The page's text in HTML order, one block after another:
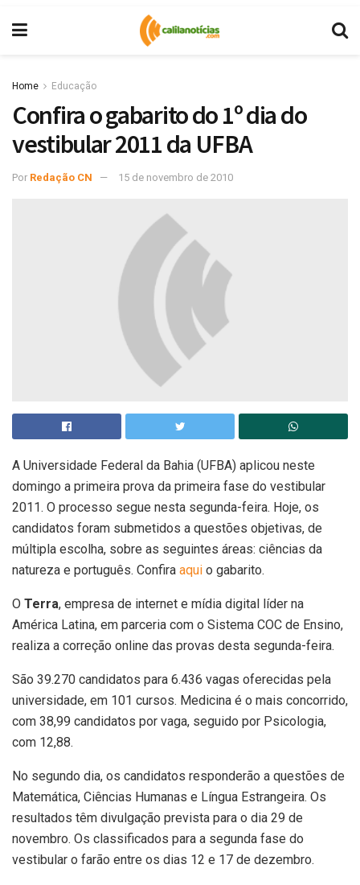
Home Educação
Confira o gabarito do 1º dia do
vestibular 2011 da UFBA
Por Redação CN 15 de novembro de 2010
A Universidade Federal da Bahia (UFBA) aplicou neste
domingo a primeira prova da primeira fase do vestibular
2011. O processo segue nesta segunda-feira. Hoje, os
candidatos foram submetidos a questões objetivas, de
múltipla escolha, sobre as seguintes áreas: ciências da
natureza e português. Confira aqui o gabarito.
O Terra, empresa de internet e mídia digital líder na
América Latina, em parceria com o Sistema COC de Ensino,
realiza a correção online das provas desta segunda-feira.
São 39.270 candidatos para 6.436 vagas oferecidas pela
universidade, em 101 cursos. Medicina é o mais concorrido,
com 38,99 candidatos por vaga, seguido por Psicologia,
com 12,88.
No segundo dia, os candidatos responderão a questões de
Matemática, Ciências Humanas e Língua Estrangeira. Os
resultados têm divulgação prevista para o dia 29 de
novembro. Os classificados para a segunda fase do
vestibular o farão entre os dias 12 e 17 de dezembro.